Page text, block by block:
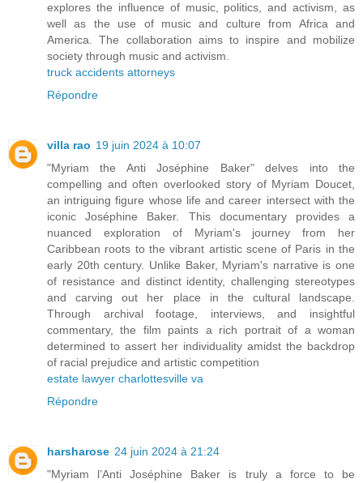
explores the influence of music, politics, and activism, as
well as the use of music and culture from Africa and
America. The collaboration aims to inspire and mobilize
society through music and activism.
truck accidents attorneys
Répondre
villa rao 19 juin 2024 à 10:07
"Myriam the Anti Joséphine Baker" delves into the
compelling and often overlooked story of Myriam Doucet,
an intriguing figure whose life and career intersect with the
iconic Joséphine Baker. This documentary provides a
nuanced exploration of Myriam's journey from her
Caribbean roots to the vibrant artistic scene of Paris in the
early 20th century. Unlike Baker, Myriam's narrative is one
of resistance and distinct identity, challenging stereotypes
and carving out her place in the cultural landscape.
Through archival footage, interviews, and insightful
commentary, the film paints a rich portrait of a woman
determined to assert her individuality amidst the backdrop
of racial prejudice and artistic competition
estate lawyer charlottesville va
Répondre
harsharose 24 juin 2024 à 21:24
"Myriam l’Anti Joséphine Baker is truly a force to be